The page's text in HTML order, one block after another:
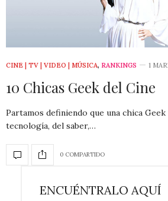
CINE | TV | VIDEO | MÚSICA, RANKINGS 1
10 Chicas Geek del Cine
Partamos definiendo que una chica
tecnología, del saber,…
0 COMPARTIDO
ENCUÉNTRALO AQUÍ